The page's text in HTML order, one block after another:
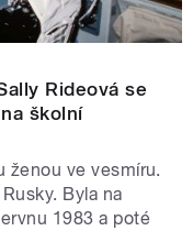
Rideová se
školní
ženou ve vesmíru.
Byla na
1983 a poté